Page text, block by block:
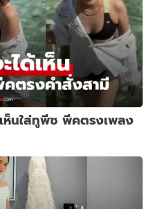
ห็นใส่ทูพีซ พีคตรงเพลง